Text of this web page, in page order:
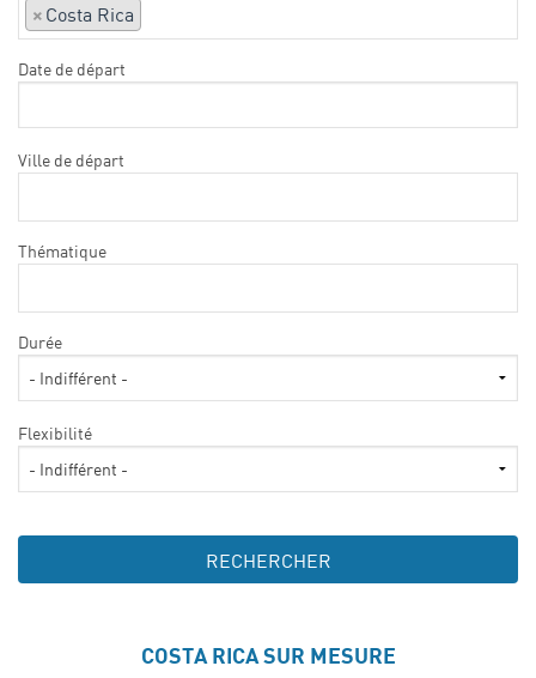
× Costa Rica
Date de départ
Ville de départ
Thématique
Durée
Flexibilité
COSTA RICA SUR MESURE